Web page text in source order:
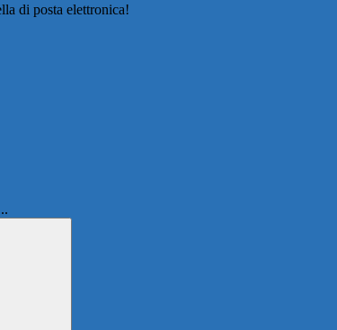
di posta elettronica!